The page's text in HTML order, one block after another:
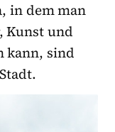
in dem man
Kunst und
kann, sind